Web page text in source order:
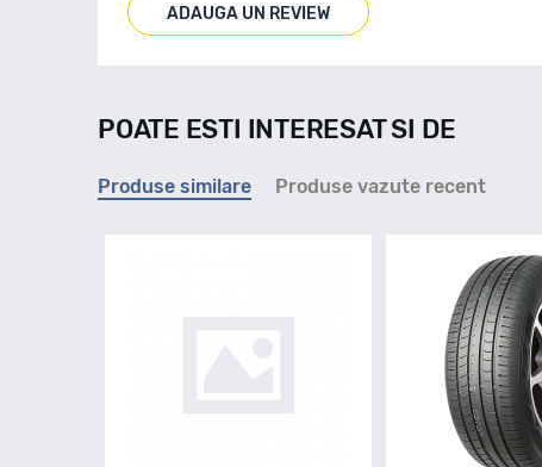
ADAUGA UN REVIEW
POATE ESTI INTERESAT SI DE
Produse similare Produse vazute recent